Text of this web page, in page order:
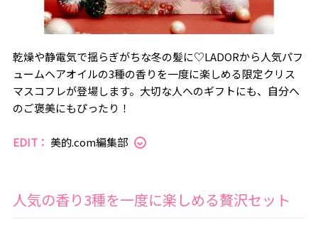
乾燥や静電気で揺らぎがちな冬の髪に♡LADORから人気パフ
ュームヘアオイルの3種の香りを一度に楽しめる限定クリス
マスコフレが登場します。大切な人へのギフトにも、自分へ
のご褒美にもぴったり！
EDIT： 美的.com編集部
人気の香り3種を一度に楽しめる贅沢セット